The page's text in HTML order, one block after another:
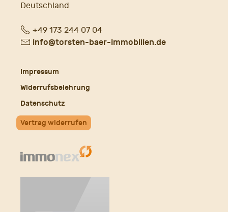
Deutschland
Fon+49 173 244 07 04
E- info@torsten-baer-immobilien.de
Impressum
Widerrufsbelehrung
Datenschutz
Vertrag widerrufen